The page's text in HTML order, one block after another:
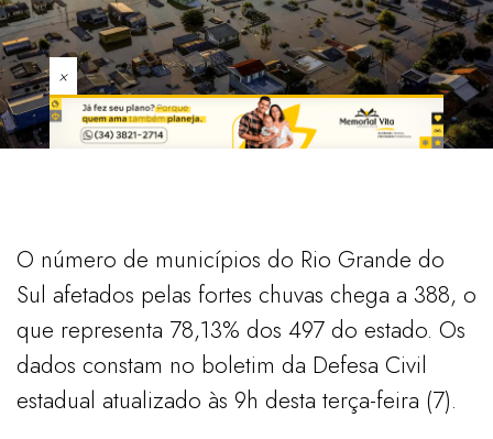
×
O número de municípios do Rio Grande do
Sul afetados pelas fortes chuvas chega a 388, o
que representa 78,13% dos 497 do estado. Os
dados constam no boletim da Defesa Civil
estadual atualizado às 9h desta terça-feira (7).